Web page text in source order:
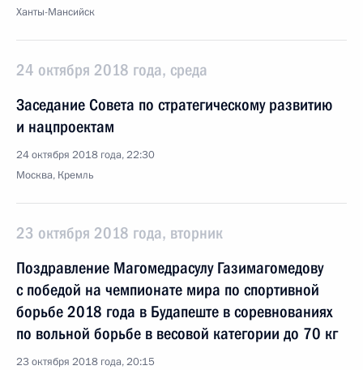
Ханты-Мансийск
24 октября 2018 года, среда
Заседание Совета по стратегическому развитию
и нацпроектам
24 октября 2018 года, 22:30
Москва, Кремль
23 октября 2018 года, вторник
Поздравление Магомедрасулу Газимагомедову
с победой на чемпионате мира по спортивной
борьбе 2018 года в Будапеште в соревнованиях
по вольной борьбе в весовой категории до 70 кг
23 октября 2018 года, 20:15